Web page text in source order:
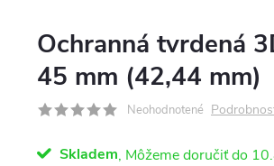
Ochranná tvrdená
45 mm (42,44 mm)
Neohodnotené
Skladem